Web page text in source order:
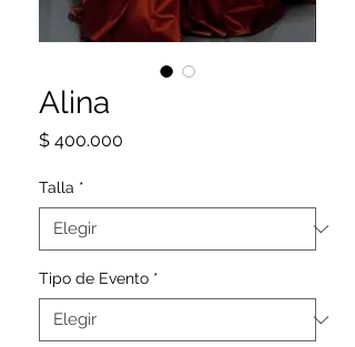
Alina
$ 400.000
Talla *
Tipo de Evento *